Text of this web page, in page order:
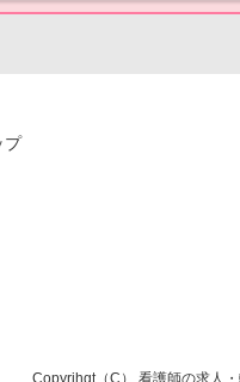
プ
Copyrihgt（C） 看護師の求人